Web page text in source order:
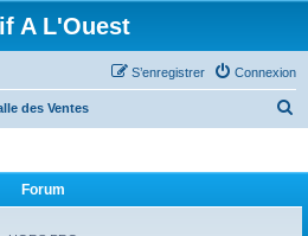
A L'Ouest
Connexion
S’enregistrer
des Ventes
Forum